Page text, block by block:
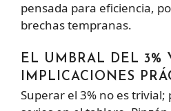
pensada para eficiencia,
brechas tempranas.
EL UMBRAL DEL 3%
IMPLICACIONES
Superar el 3% no es